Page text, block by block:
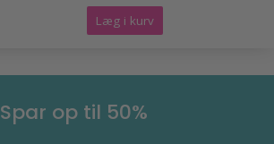
Læg i kurv
Spar op til 50%